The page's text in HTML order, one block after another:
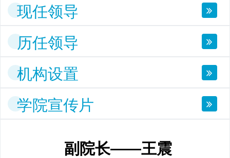
现任领导
历任领导
机构设置
学院宣传片
副院长——王震